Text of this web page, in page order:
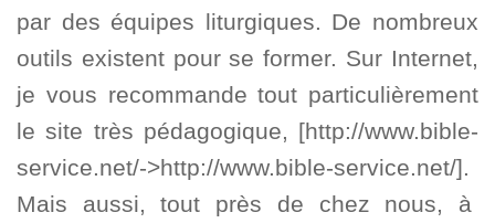
par des équipes liturgiques. De nombreux
outils existent pour se former. Sur Internet,
je vous recommande tout particulièrement
le site très pédagogique, [http://www.bible-
service.net/->http://www.bible-service.net/].
Mais aussi, tout près de chez nous, à